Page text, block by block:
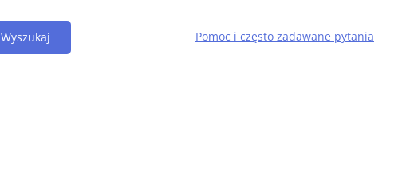
Wyszukaj Pomoc i często zadawane pytania